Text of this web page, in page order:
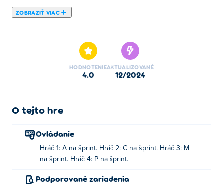
ZOBRAZIŤ VIAC
súperov z ringu. Ale pozor! Zostaňte ostrí, inak zistíte, že
namiesto toho vyletíte z okraja. Až 4 hráči sa môžu
zapojiť do chaosu v tejto napínavej párty hre. Žiadne
je potrebné na získanie víťazstva
Ako hrať Bump Battle Royale?
Hráč 1: Použite kláves A na pomlčku!
HODNOTENIE
4.0
AKTUALIZOVANÉ
12/2024
O tejto hre
Ovládanie
Hráč 1: A na šprint. Hráč 2: C na šprint. Hráč 3: M
na šprint. Hráč 4: P na šprint.
Podporované zariadenia